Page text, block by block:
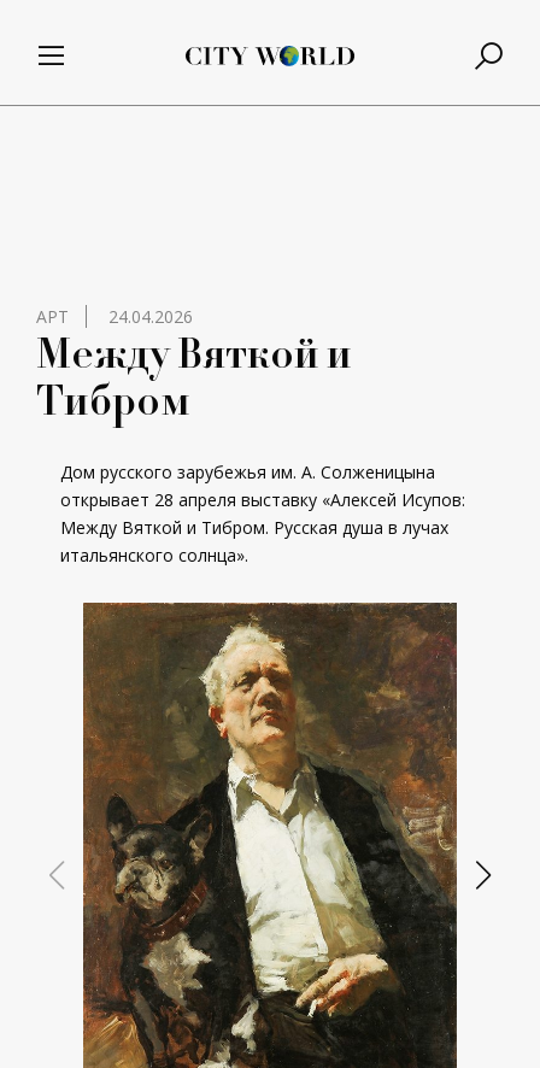
АРТ 24.04.2026
Между Вяткой и
Тибром
Дом русского зарубежья им. А. Солженицына
открывает 28 апреля выставку «Алексей Исупов:
Между Вяткой и Тибром. Русская душа в лучах
итальянского солнца».